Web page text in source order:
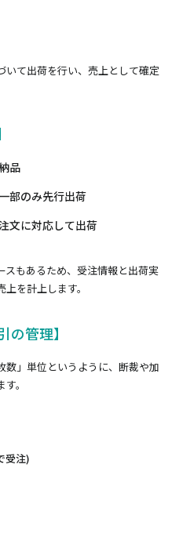
いて出荷を行い、売上として確定
品
部のみ先行出荷
文に対応して出荷
スもあるため、受注情報と出荷実
を計上します。
の管理】
数」単位というように、断裁や加
。
受注)